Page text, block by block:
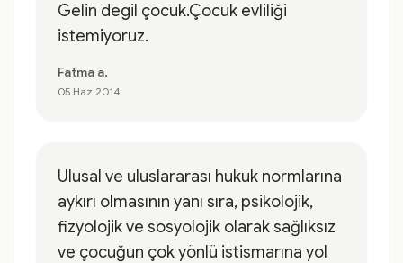
Gelin degil çocuk.Çocuk evliliği
istemiyoruz.
Fatma a.
05 Haz 2014
Ulusal ve uluslararası hukuk normlarına
aykırı olmasının yanı sıra, psikolojik,
fizyolojik ve sosyolojik olarak sağlıksız
ve çocuğun çok yönlü istismarına yol